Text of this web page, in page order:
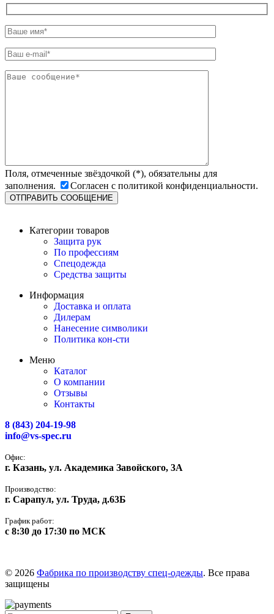
Поля, отмеченные звёздочкой (*), обязательны для
заполнения.
Согласен с политикой конфиденциальности.
Категории товаров
Защита рук
По профессиям
Спецодежда
Средства защиты
Информация
Доставка и оплата
Дилерам
Нанесение символики
Политика кон-сти
Меню
Каталог
О компании
Отзывы
Контакты
8 (843) 204-19-98
info@vs-spec.ru
Офис:
г. Казань, ул. Академика Завойского, 3А
Производство:
г. Сарапул, ул. Труда, д.63Б
График работ:
с 8:30 до 17:30 по МСК
© 2026 Фабрика по производству спец-одежды. Все права
защищены